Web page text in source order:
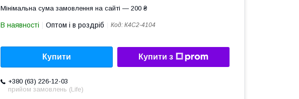
Мінімальна сума замовлення на сайті — 200 ₴
В наявності Оптом і в роздріб Код: К4С2-4104
Купити Купити з
+380 (63) 226-12-03
прийом замовлень (Life)